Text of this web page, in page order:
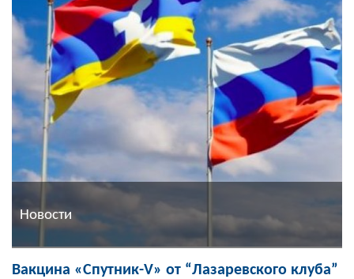
Новости
Вакцина «Спутник-V» от “Лазаревского клуба”